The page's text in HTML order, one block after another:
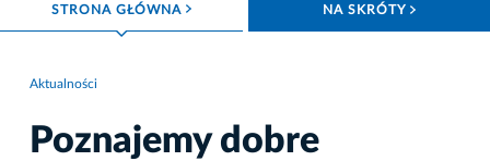
STRONA GŁÓWNA ROZWIŃ MENU NA SKRÓTY
Aktualności
Poznajemy dobre